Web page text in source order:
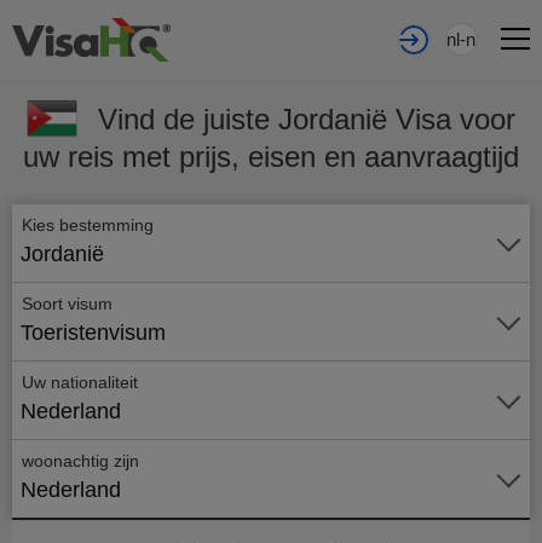
nl-nl
Vind de juiste Jordanië Visa voor
uw reis met prijs, eisen en aanvraagtijd
Kies bestemming
Jordanië
Soort visum
Toeristenvisum
Uw nationaliteit
Nederland
woonachtig zijn
Nederland